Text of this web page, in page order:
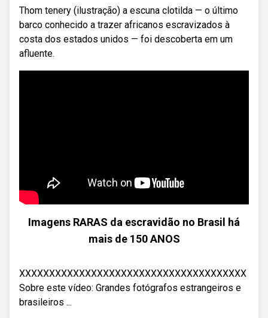
Thom tenery (ilustração) a escuna clotilda — o último
barco conhecido a trazer africanos escravizados à
costa dos estados unidos — foi descoberta em um
afluente.
Imagens RARAS da escravidão no Brasil há
mais de 150 ANOS
XXXXXXXXXXXXXXXXXXXXXXXXXXXXXXXXXXXXXX
Sobre este vídeo: Grandes fotógrafos estrangeiros e
brasileiros ...